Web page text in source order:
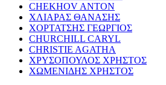
CHEKHOV ANTON
ΧΛΙΑΡΑΣ ΘΑΝΑΣΗΣ
ΧΟΡΤΑΤΣΗΣ ΓΕΩΡΓΙΟΣ
CHURCHILL CARYL
CHRISTIE AGATHA
ΧΡΥΣΟΠΟΥΛΟΣ ΧΡΗΣΤΟΣ
ΧΩΜΕΝΙΔΗΣ ΧΡΗΣΤΟΣ